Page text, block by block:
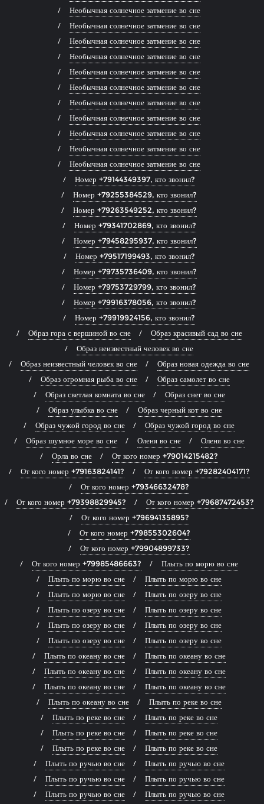
Необычная солнечное затмение во сне
Необычная солнечное затмение во сне
Необычная солнечное затмение во сне
Необычная солнечное затмение во сне
Необычная солнечное затмение во сне
Необычная солнечное затмение во сне
Необычная солнечное затмение во сне
Необычная солнечное затмение во сне
Необычная солнечное затмение во сне
Необычная солнечное затмение во сне
Необычная солнечное затмение во сне
Номер +79144349397, кто звонил?
Номер +79255384529, кто звонил?
Номер +79263549252, кто звонил?
Номер +79341702869, кто звонил?
Номер +79458295937, кто звонил?
Номер +79517199493, кто звонил?
Номер +79735736409, кто звонил?
Номер +79753729799, кто звонил?
Номер +79916378056, кто звонил?
Номер +79919924156, кто звонил?
Образ гора с вершиной во сне
Образ красивый сад во сне
Образ неизвестный человек во сне
Образ неизвестный человек во сне
Образ новая одежда во сне
Образ огромная рыба во сне
Образ самолет во сне
Образ светлая комната во сне
Образ снег во сне
Образ улыбка во сне
Образ черный кот во сне
Образ чужой город во сне
Образ чужой город во сне
Образ шумное море во сне
Оленя во сне
Оленя во сне
Орла во сне
От кого номер +79014215482?
От кого номер +79163824141?
От кого номер +79282404171?
От кого номер +79346632478?
От кого номер +79398829945?
От кого номер +79687472453?
От кого номер +79694135895?
От кого номер +79855302604?
От кого номер +79904899733?
От кого номер +79985486663?
Плыть по морю во сне
Плыть по морю во сне
Плыть по морю во сне
Плыть по морю во сне
Плыть по озеру во сне
Плыть по озеру во сне
Плыть по озеру во сне
Плыть по озеру во сне
Плыть по озеру во сне
Плыть по озеру во сне
Плыть по озеру во сне
Плыть по океану во сне
Плыть по океану во сне
Плыть по океану во сне
Плыть по океану во сне
Плыть по океану во сне
Плыть по океану во сне
Плыть по океану во сне
Плыть по реке во сне
Плыть по реке во сне
Плыть по реке во сне
Плыть по реке во сне
Плыть по реке во сне
Плыть по реке во сне
Плыть по реке во сне
Плыть по ручью во сне
Плыть по ручью во сне
Плыть по ручью во сне
Плыть по ручью во сне
Плыть по ручью во сне
Плыть по ручью во сне